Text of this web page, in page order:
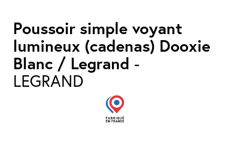
Chauffage
Electrique
Ventilation
Poussoir simple voyant
lumineux (cadenas) Dooxie
Blanc / Legrand -
LEGRAND